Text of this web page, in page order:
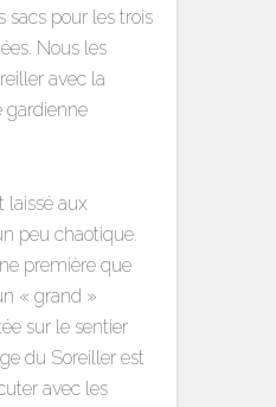
sacs pour les trois
Nous les
avec la
gardienne
laissé aux
peu chaotique.
première que
« grand »
sur le sentier
du Soreiller est
avec les